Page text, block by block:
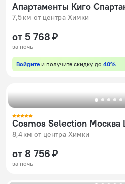
Апартаменты Киго
7,5 км от центра Химки
от 5 768 ₽
за ночь
Войдите и получите скидку до 40%
8,4 км от центра Химки
от 8 756 ₽
за ночь